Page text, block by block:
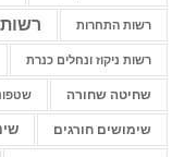
רשות התחרות
רשות ניקוז ונחלים כנרת
שחיטה שחורה
שימושים חורגים